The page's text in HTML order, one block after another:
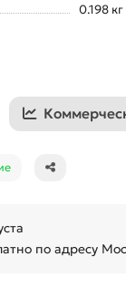
0.198 кг
по адресу